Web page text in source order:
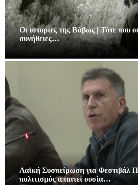
Οι ιστορίες της Βάβως | Τότε που
συνήθειες…
Λαϊκή Συσπείρωση για Φεστιβάλ
πολιτισμός απαιτεί ουσία…